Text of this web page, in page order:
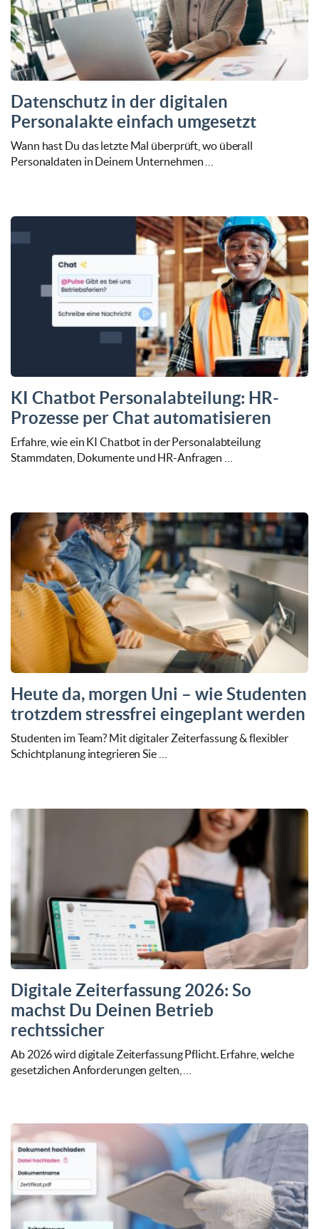
Datenschutz in der digitalen
Personalakte einfach umgesetzt
Wann hast Du das letzte Mal überprüft, wo überall
Personaldaten in Deinem Unternehmen …
KI Chatbot Personalabteilung: HR-
Prozesse per Chat automatisieren
Erfahre, wie ein KI Chatbot in der Personalabteilung
Stammdaten, Dokumente und HR-Anfragen …
Heute da, morgen Uni – wie Studenten
trotzdem stressfrei eingeplant werden
Studenten im Team? Mit digitaler Zeiterfassung & flexibler
Schichtplanung integrieren Sie …
Digitale Zeiterfassung 2026: So
machst Du Deinen Betrieb
rechtssicher
Ab 2026 wird digitale Zeiterfassung Pflicht. Erfahre, welche
gesetzlichen Anforderungen gelten, …